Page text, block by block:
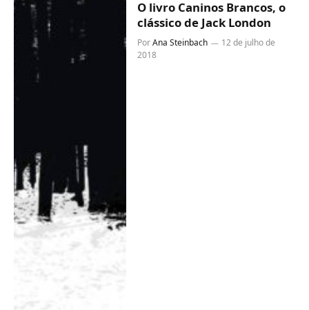
O livro Caninos Brancos, o
clássico de Jack London
PorAna Steinbach
12 de julho de
2018